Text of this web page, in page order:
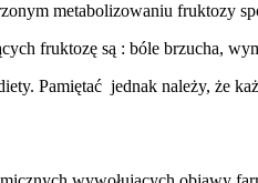
metabolizowaniu fruktozy
fruktozę są : bóle brzucha,
Pamiętać jednak należy, że